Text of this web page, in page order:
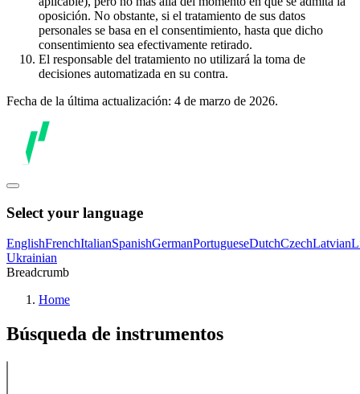
oposición. No obstante, si el tratamiento de sus datos
personales se basa en el consentimiento, hasta que dicho
consentimiento sea efectivamente retirado.
El responsable del tratamiento no utilizará la toma de
decisiones automatizada en su contra.
Fecha de la última actualización: 4 de marzo de 2026.
Select your language
EnglishFrenchItalianSpanishGermanPortugueseDutchCzechLatvian
Ukrainian
Breadcrumb
Home
Búsqueda de instrumentos